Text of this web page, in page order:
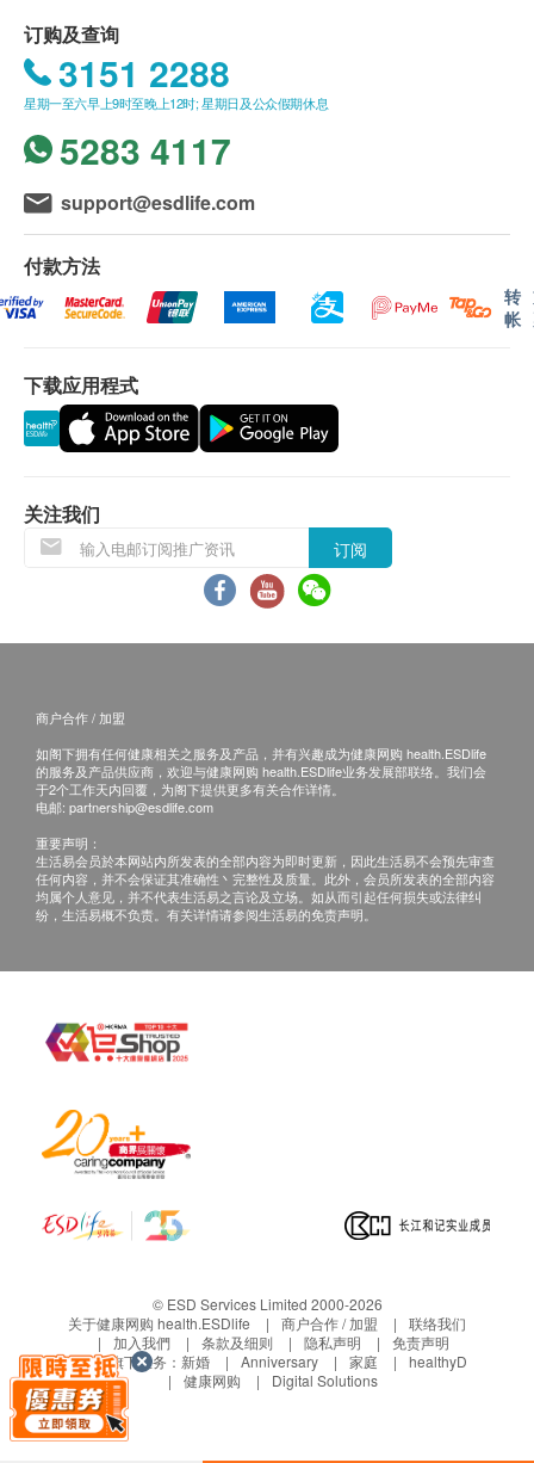
1.2耐胃酸及胆盐，不易受胃酸与胆汁破坏，帮助
菌种抵达肠道。
300亿专利益生菌，提供足够人体1天所需的活菌
数量。
强化肠道屏障及促进营养吸收。
加强体内循环与新陈代谢，提升免疫能力。
促进胶原蛋白生成，抑制脂肪的生成。
成分
玉米来源可溶性纤维、凤梨果汁粉[砂糖、麦芽糊精、
素(160a (i) ]、乳酸菌[麦芽糊精、乳酸菌(
Lactobacillus gasseri) ]、红枣枸杞萃取粉[抗结剂
(460i) 、玉米淀粉、麦芽糊精、西洋参、红枣、枸
容量
保存方法
台湾
容易肚胀、消化酵素不足人士
久坐上班族
肠胃蠕动速度慢人士
保健每日1-2包
1岁以上每日1包
直接加于150毫升水或无糖、非酒精及非碳酸饮料
常见问题
Q1什么时间食用最好？
建议饭后食用最佳。
Q2 乳糖不耐症可以食用吗？
送货条款：
购买马百良产品总额满HK$500，即可享本地免费
送货服务。账单总额未满HK$500需附加HK$50运
费。
我们将于确定订单后3-5个工作天内安排发货。
讯号悬挂或黑色暴雨警告生效时，送货服务时间将
会延迟。
所有订单须视乎相关货品的供应情况再作最后确
认。倘若健康网购health.ESDlife未能提供任何订
客再作安排。
当顾客收取已订购之货品时，有责任检查货品是否
有损毁情况，一经确认签收，恕不接受退换。
退换产品必须包装完整，如退换之产品有任何残缺
或过期退回，供应商有权不受理。
如有其他损坏或遗漏查询，顾客必须保留有效收据
百良客户服务部跟进。
订购及查询
3151 2288
星期一至六早上9时至晚上12时; 星期日及公众假期休息
5283 4117
support@esdlife.com
付款方法
转
帐
下载应用程式
关注我们
订阅
商户合作 / 加盟
如阁下拥有任何健康相关之服务及产品，并有兴趣成为健康网购 health.ESDlife
的服务及产品供应商，欢迎与健康网购 health.ESDlife业务发展部联络。我们会
于2个工作天内回覆，为阁下提供更多有关合作详情。
电邮: partnership@esdlife.com
重要声明：
生活易会员於本网站内所发表的全部内容为即时更新，因此生活易不会预先审查
任何内容，并不会保证其准确性丶完整性及质量。此外，会员所发表的全部内容
均属个人意见，并不代表生活易之言论及立场。如从而引起任何损失或法律纠
纷，生活易概不负责。有关详情请参阅生活易的免责声明。
© ESD Services Limited 2000-2026
关于健康网购 health.ESDlife
商户合作 / 加盟
联络我们
加入我們
条款及细则 隐私声明
免责声明
生活易旗下业务： 新婚 Anniversary 家庭
healthyD
健康网购
Digital Solutions